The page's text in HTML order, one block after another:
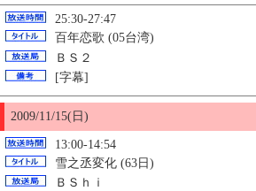
25:30-27:47
百年恋歌 (05台湾)
ＢＳ２
[字幕]
2009/11/15(日)
13:00-14:54
雪之丞変化 (63日)
ＢＳｈｉ